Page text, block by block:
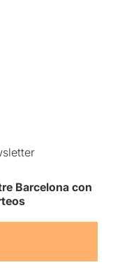
Barcelona con